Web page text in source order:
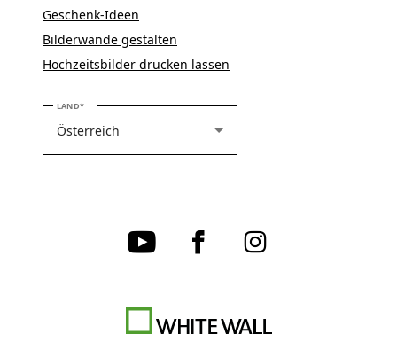
Geschenk-Ideen
Bilderwände gestalten
Hochzeitsbilder drucken lassen
LANDBITTE WÄHLEN SIE IHR LAND